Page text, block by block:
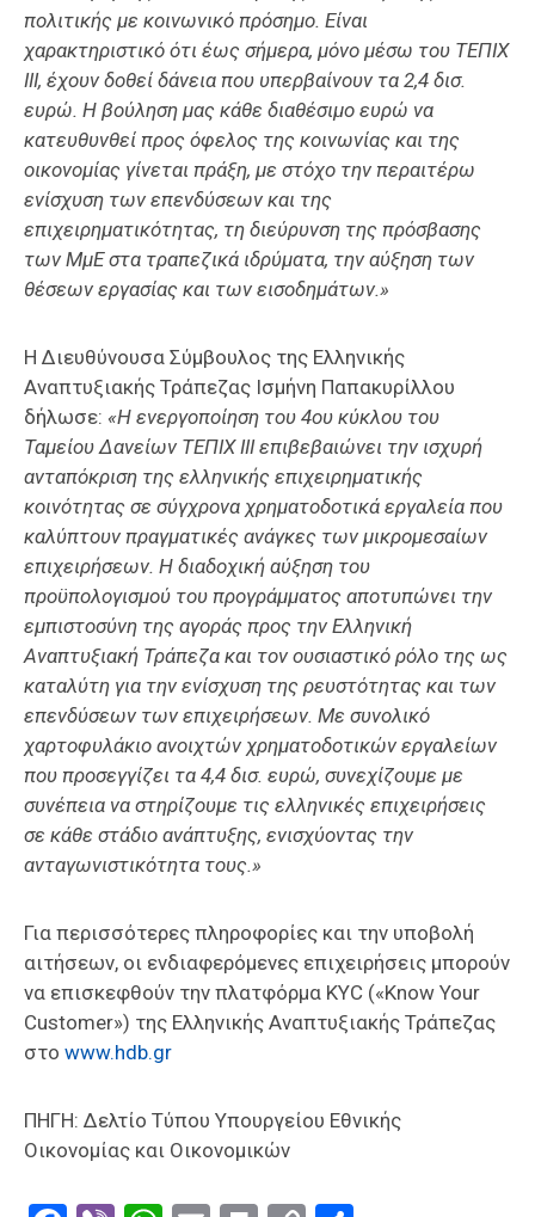
πολιτικής με κοινωνικό πρόσημο. Είναι
χαρακτηριστικό ότι έως σήμερα, μόνο μέσω του ΤΕΠΙΧ
ΙΙΙ, έχουν δοθεί δάνεια που υπερβαίνουν τα 2,4 δισ.
ευρώ. Η βούληση μας κάθε διαθέσιμο ευρώ να
κατευθυνθεί προς όφελος της κοινωνίας και της
οικονομίας γίνεται πράξη, με στόχο την περαιτέρω
ενίσχυση των επενδύσεων και της
επιχειρηματικότητας, τη διεύρυνση της πρόσβασης
των ΜμΕ στα τραπεζικά ιδρύματα, την αύξηση των
θέσεων εργασίας και των εισοδημάτων.»
Η Διευθύνουσα Σύμβουλος της Ελληνικής
Αναπτυξιακής Τράπεζας Ισμήνη Παπακυρίλλου
δήλωσε: «Η ενεργοποίηση του 4ου κύκλου του
Ταμείου Δανείων ΤΕΠΙΧ ΙΙΙ επιβεβαιώνει την ισχυρή
ανταπόκριση της ελληνικής επιχειρηματικής
κοινότητας σε σύγχρονα χρηματοδοτικά εργαλεία που
καλύπτουν πραγματικές ανάγκες των μικρομεσαίων
επιχειρήσεων. Η διαδοχική αύξηση του
προϋπολογισμού του προγράμματος αποτυπώνει την
εμπιστοσύνη της αγοράς προς την Ελληνική
Αναπτυξιακή Τράπεζα και τον ουσιαστικό ρόλο της ως
καταλύτη για την ενίσχυση της ρευστότητας και των
επενδύσεων των επιχειρήσεων. Με συνολικό
χαρτοφυλάκιο ανοιχτών χρηματοδοτικών εργαλείων
που προσεγγίζει τα 4,4 δισ. ευρώ, συνεχίζουμε με
συνέπεια να στηρίζουμε τις ελληνικές επιχειρήσεις
σε κάθε στάδιο ανάπτυξης, ενισχύοντας την
ανταγωνιστικότητα τους.»
Για περισσότερες πληροφορίες και την υποβολή
αιτήσεων, οι ενδιαφερόμενες επιχειρήσεις μπορούν
να επισκεφθούν την πλατφόρμα KYC («Know Your
Customer») της Ελληνικής Αναπτυξιακής Τράπεζας
στο www.hdb.gr
ΠΗΓΗ: Δελτίο Τύπου Υπουργείου Εθνικής
Οικονομίας και Οικονομικών